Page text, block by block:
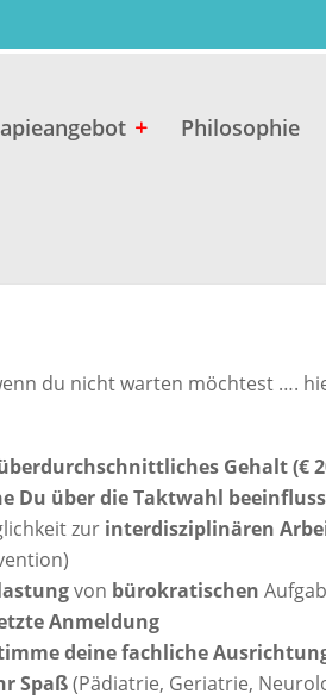
Philosophie
du nicht warten möchtest ….
Gehalt (€
Du über die Taktwahl
zur interdisziplinären
von bürokratischen
Anmeldung
deine fachliche
Spaß(Pädiatrie, Geriatrie,